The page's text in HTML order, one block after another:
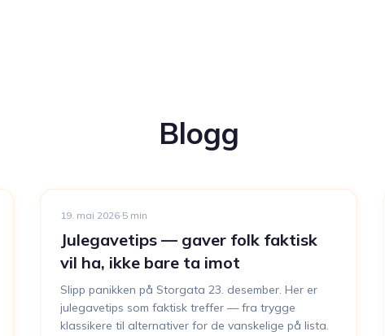
Blogg
19. mai 2026·5 min
Julegavetips — gaver folk faktisk
vil ha, ikke bare ta imot
Slipp panikken på Storgata 23. desember. Her er
julegavetips som faktisk treffer — fra trygge
klassikere til alternativer for de vanskelige på lista.